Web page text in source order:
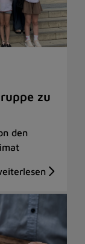
zu
den